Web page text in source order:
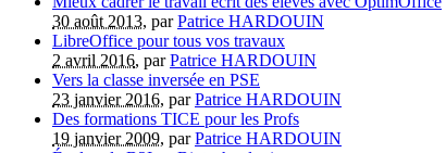
30 août 2013, parPatrice HARDOUIN
LibreOffice pour tous vos travaux
2 avril 2016, parPatrice HARDOUIN
Vers la classe inversée en PSE
23 janvier 2016, parPatrice HARDOUIN
Des formations TICE pour les Profs
19 janvier 2009, parPatrice HARDOUIN